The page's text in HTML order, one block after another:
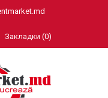
Закладки (0)